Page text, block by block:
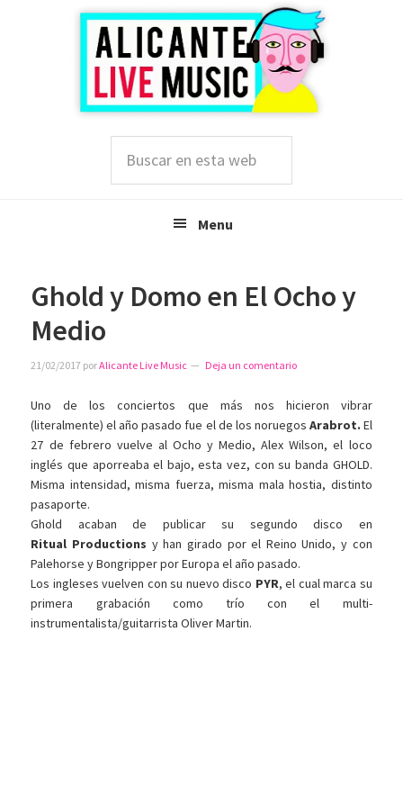
esta
Menu
Ghold y Domo en El Ocho y
Medio
21/02/2017 porAlicante Live Music Deja un comentario
Uno de los conciertos que más nos hicieron vibrar
(literalmente) el año pasado fue el de los noruegos Arabrot. El
27 de febrero vuelve al Ocho y Medio, Alex Wilson, el loco
inglés que aporreaba el bajo, esta vez, con su banda GHOLD.
Misma intensidad, misma fuerza, misma mala hostia, distinto
pasaporte.
Ghold acaban de publicar su segundo disco en
Ritual Productions y han girado por el Reino Unido, y con
Palehorse y Bongripper por Europa el año pasado.
Los ingleses vuelven con su nuevo disco PYR, el cual marca su
primera grabación como trío con el multi-
instrumentalista/guitarrista Oliver Martin.